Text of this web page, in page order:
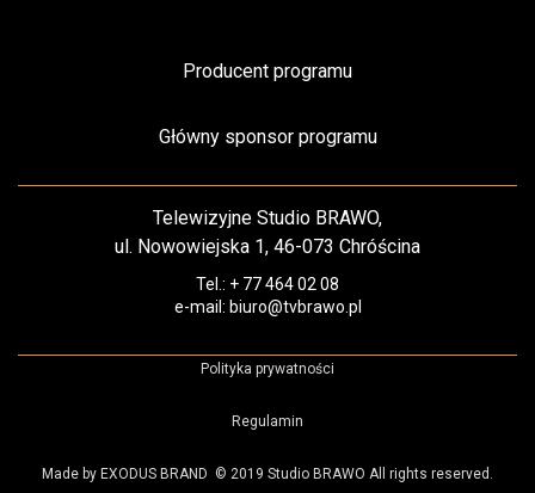
Producent programu
Główny sponsor programu
Telewizyjne Studio BRAWO,
ul. Nowowiejska 1, 46-073 Chróścina
Tel.: + 77 464 02 08
e-mail: biuro@tvbrawo.pl
Polityka prywatności
Regulamin
Made by EXODUS BRAND © 2019 Studio BRAWO All rights reserved.